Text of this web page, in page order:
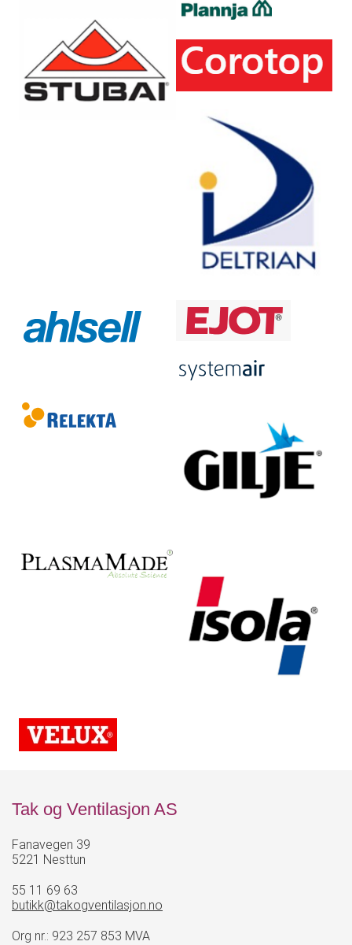
Tak og Ventilasjon AS
Fanavegen 39
5221 Nesttun
55 11 69 63
butikk@takogventilasjon.no
Org nr.: 923 257 853 MVA